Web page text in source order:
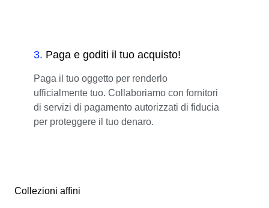
3. Paga e goditi il tuo acquisto!
Paga il tuo oggetto per renderlo
ufficialmente tuo. Collaboriamo con fornitori
di servizi di pagamento autorizzati di fiducia
per proteggere il tuo denaro.
Collezioni affini